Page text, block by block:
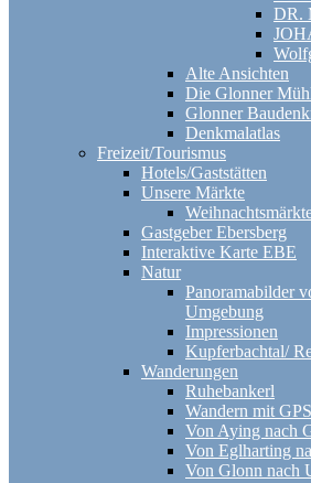
DR.
Alte Ansichten
Die Glonner
Glonner
Denkmalatlas
Freizeit/Tourismus
Hotels/Gaststätten
Unsere Märkte
Gastgeber Ebersberg
Interaktive Karte EBE
Natur
Panoramabilder
Umgebung
Impressionen
Kupferbachtal/
Wanderungen
Ruhebankerl
Wandern mit
Von Aying nach
Von Eglharting
Von Glonn nach